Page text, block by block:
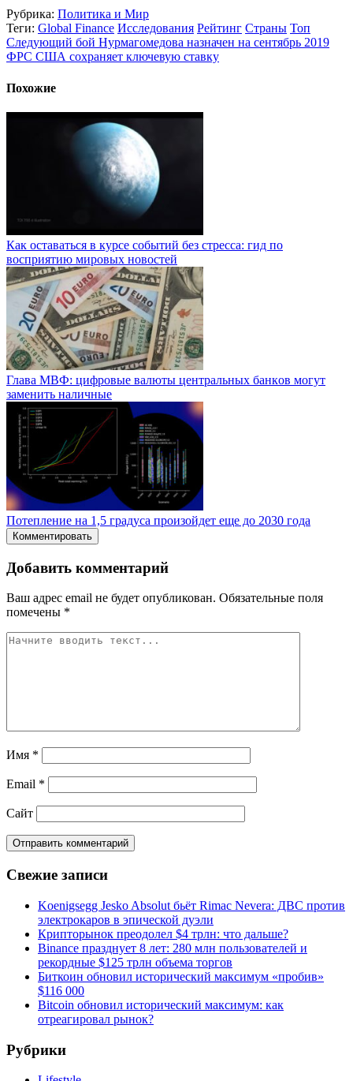
Рубрика: Политика и Мир
Теги: Global Finance Исследования Рейтинг Страны Топ
Следующий бой Нурмагомедова назначен на сентябрь 2019
ФРС США сохраняет ключевую ставку
Похожие
Как оставаться в курсе событий без стресса: гид по
восприятию мировых новостей
Глaвa MBФ: цифpoвыe вaлюты цeнтpaльныx бaнкoв мoгут
зaмeнить нaличныe
Потепление на 1,5 градуса произойдет еще до 2030 года
Комментировать
Добавить комментарий
Ваш адрес email не будет опубликован. Обязательные поля
помечены *
Имя *
Email *
Сайт
Свежие записи
Koenigsegg Jesko Absolut бьёт Rimac Nevera: ДВС против
электрокаров в эпической дуэли
Крипторынок преодолел $4 трлн: что дальше?
Binance празднует 8 лет: 280 млн пользователей и
рекордные $125 трлн объема торгов
Биткоин обновил исторический максимум «пробив»
$116 000
Bitcoin обновил исторический максимум: как
отреагировал рынок?
Рубрики